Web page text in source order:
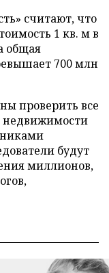
считают, что
1 кв. м в
общая
700 млн
проверить все
недвижимости
будут
миллионов,